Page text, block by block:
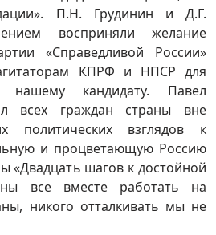
П.Н. Грудинин и Д.Г.
восприняли желание
«Справедливой России»
КПРФ и НПСР для
кандидату. Павел
всех граждан страны вне
политических взглядов к
и процветающую Россию
«Двадцать шагов к достойной
все вместе работать на
никого отталкивать мы не